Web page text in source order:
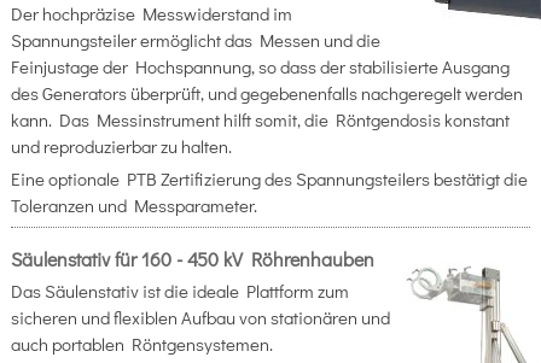
Der hochpräzise Messwiderstand im
Spannungsteiler ermöglicht das Messen und die
Feinjustage der Hochspannung, so dass der stabilisierte Ausgang
des Generators überprüft, und gegebenenfalls nachgeregelt werden
kann. Das Messinstrument hilft somit, die Röntgendosis konstant
und reproduzierbar zu halten.
Eine optionale PTB Zertifizierung des Spannungsteilers bestätigt die
Toleranzen und Messparameter.
Säulenstativ für 160 - 450 kV Röhrenhauben
Das Säulenstativ ist die ideale Plattform zum
sicheren und flexiblen Aufbau von stationären und
auch portablen Röntgensystemen.